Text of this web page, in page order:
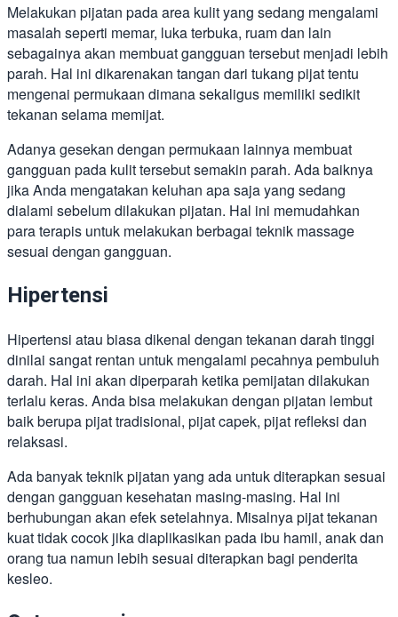
Melakukan pijatan pada area kulit yang sedang mengalami
masalah seperti memar, luka terbuka, ruam dan lain
sebagainya akan membuat gangguan tersebut menjadi lebih
parah. Hal ini dikarenakan tangan dari tukang pijat tentu
mengenai permukaan dimana sekaligus memiliki sedikit
tekanan selama memijat.
Adanya gesekan dengan permukaan lainnya membuat
gangguan pada kulit tersebut semakin parah. Ada baiknya
jika Anda mengatakan keluhan apa saja yang sedang
dialami sebelum dilakukan pijatan. Hal ini memudahkan
para terapis untuk melakukan berbagai teknik massage
sesuai dengan gangguan.
Hipertensi
Hipertensi atau biasa dikenal dengan tekanan darah tinggi
dinilai sangat rentan untuk mengalami pecahnya pembuluh
darah. Hal ini akan diperparah ketika pemijatan dilakukan
terlalu keras. Anda bisa melakukan dengan pijatan lembut
baik berupa pijat tradisional, pijat capek, pijat refleksi dan
relaksasi.
Ada banyak teknik pijatan yang ada untuk diterapkan sesuai
dengan gangguan kesehatan masing-masing. Hal ini
berhubungan akan efek setelahnya. Misalnya pijat tekanan
kuat tidak cocok jika diaplikasikan pada ibu hamil, anak dan
orang tua namun lebih sesuai diterapkan bagi penderita
kesleo.